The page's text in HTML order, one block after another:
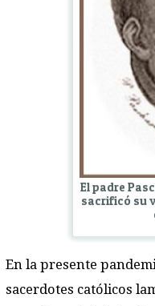
El padre
sacrificó su
En la presente
sacerdotes católicos